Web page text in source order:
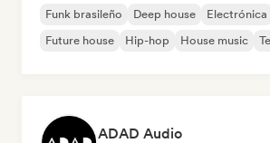
Funk brasileño Deep house Electrónica
Future house
Hip-hop House music
ADAD Audio